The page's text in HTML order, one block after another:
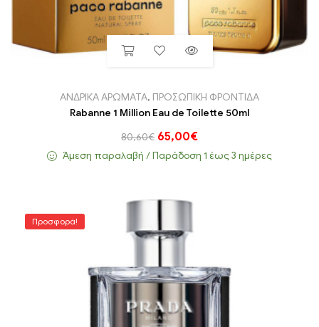
ΑΝΔΡΙΚΑ ΑΡΩΜΑΤΑ, ΠΡΟΣΩΠΙΚΗ ΦΡΟΝΤΙΔΑ
Rabanne 1 Million Eau de Toilette 50ml
80,60€ 65,00€
Άμεση παραλαβή / Παράδoση 1 έως 3 ημέρες
Προσφορά!